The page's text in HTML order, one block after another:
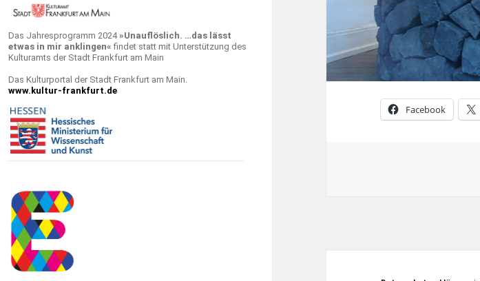
Das Jahresprogramm 2024»Unauflöslich. …das lässt
etwas in mir anklingen« findet statt mit Unterstützung des
Kulturamts der Stadt Frankfurt am Main
Das Kulturportal der Stadt Frankfurt am Main.
www.kultur-frankfurt.de
Facebook